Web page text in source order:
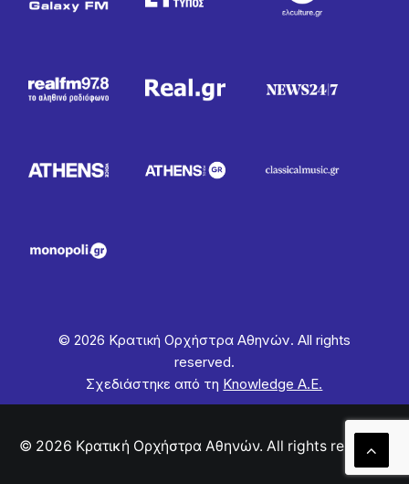
© 2026 Κρατική Ορχήστρα Αθηνών. All rights
reserved.
Σχεδιάστηκε από τη Knowledge Α.Ε.
© 2026 Κρατική Ορχήστρα Αθηνών. All rights reserved